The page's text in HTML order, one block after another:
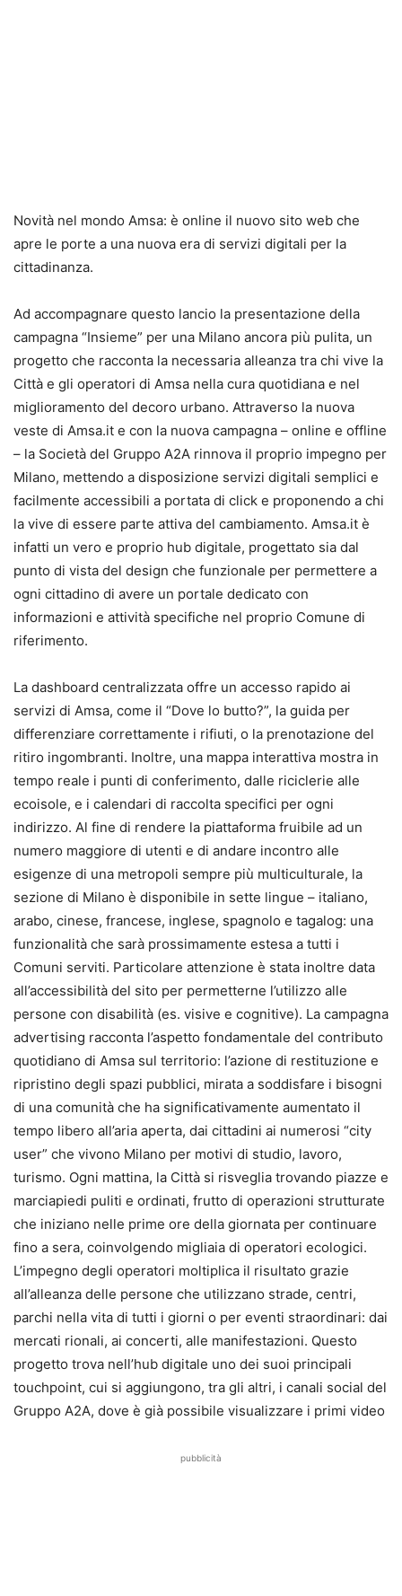
Novità nel mondo Amsa: è online il nuovo sito web che
apre le porte a una nuova era di servizi digitali per la
cittadinanza.
Ad accompagnare questo lancio la presentazione della
campagna “Insieme” per una Milano ancora più pulita, un
progetto che racconta la necessaria alleanza tra chi vive la
Città e gli operatori di Amsa nella cura quotidiana e nel
miglioramento del decoro urbano. Attraverso la nuova
veste di Amsa.it e con la nuova campagna – online e offline
– la Società del Gruppo A2A rinnova il proprio impegno per
Milano, mettendo a disposizione servizi digitali semplici e
facilmente accessibili a portata di click e proponendo a chi
la vive di essere parte attiva del cambiamento. Amsa.it è
infatti un vero e proprio hub digitale, progettato sia dal
punto di vista del design che funzionale per permettere a
ogni cittadino di avere un portale dedicato con
informazioni e attività specifiche nel proprio Comune di
riferimento.
La dashboard centralizzata offre un accesso rapido ai
servizi di Amsa, come il “Dove lo butto?”, la guida per
differenziare correttamente i rifiuti, o la prenotazione del
ritiro ingombranti. Inoltre, una mappa interattiva mostra in
tempo reale i punti di conferimento, dalle riciclerie alle
ecoisole, e i calendari di raccolta specifici per ogni
indirizzo. Al fine di rendere la piattaforma fruibile ad un
numero maggiore di utenti e di andare incontro alle
esigenze di una metropoli sempre più multiculturale, la
sezione di Milano è disponibile in sette lingue – italiano,
arabo, cinese, francese, inglese, spagnolo e tagalog: una
funzionalità che sarà prossimamente estesa a tutti i
Comuni serviti. Particolare attenzione è stata inoltre data
all’accessibilità del sito per permetterne l’utilizzo alle
persone con disabilità (es. visive e cognitive). La campagna
advertising racconta l’aspetto fondamentale del contributo
quotidiano di Amsa sul territorio: l’azione di restituzione e
ripristino degli spazi pubblici, mirata a soddisfare i bisogni
di una comunità che ha significativamente aumentato il
tempo libero all’aria aperta, dai cittadini ai numerosi “city
user” che vivono Milano per motivi di studio, lavoro,
turismo. Ogni mattina, la Città si risveglia trovando piazze e
marciapiedi puliti e ordinati, frutto di operazioni strutturate
che iniziano nelle prime ore della giornata per continuare
fino a sera, coinvolgendo migliaia di operatori ecologici.
L’impegno degli operatori moltiplica il risultato grazie
all’alleanza delle persone che utilizzano strade, centri,
parchi nella vita di tutti i giorni o per eventi straordinari: dai
mercati rionali, ai concerti, alle manifestazioni. Questo
progetto trova nell’hub digitale uno dei suoi principali
touchpoint, cui si aggiungono, tra gli altri, i canali social del
Gruppo A2A, dove è già possibile visualizzare i primi video
pubblicità